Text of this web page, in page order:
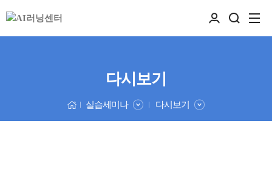
다시보기
실습세미나 다시보기